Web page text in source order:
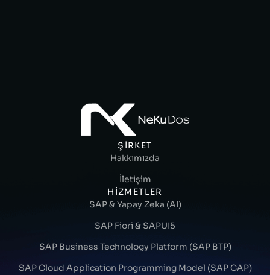
ŞIRKET
Hakkımızda
İletişim
HIZMETLER
SAP & Yapay Zeka (AI)
SAP Fiori & SAPUI5
SAP Business Technology Platform (SAP BTP)
SAP Cloud Application Programming Model (SAP CAP)